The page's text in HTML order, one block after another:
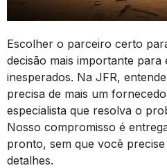
Escolher o parceiro certo
decisão mais importante
inesperados. Na JFR,
precisa de mais um
especialista que resolva o
Nosso compromisso é
pronto, sem que você
detalhes.